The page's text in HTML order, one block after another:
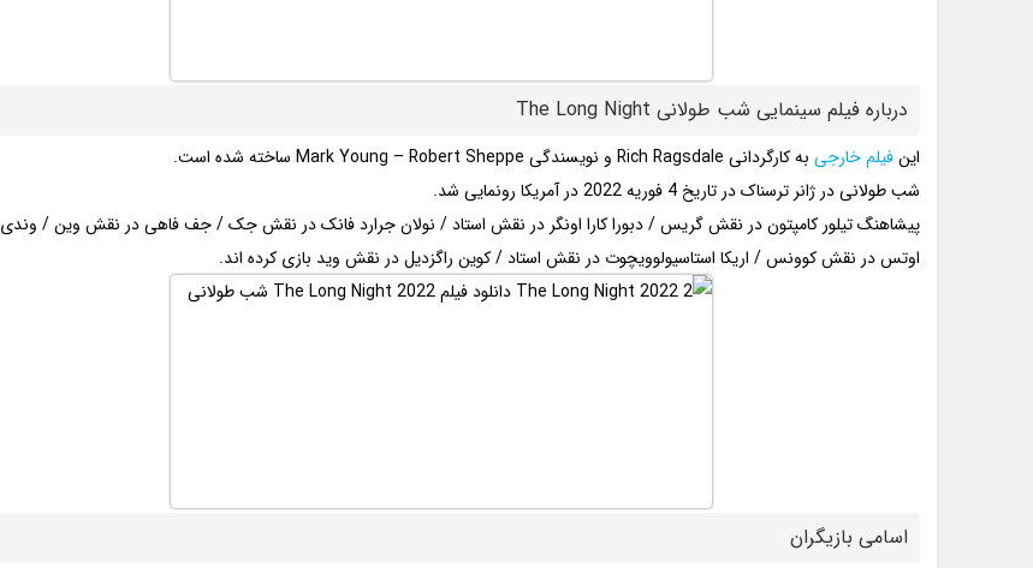
درباره فیلم سینمایی شب طولانی The Long Night
اینفیلم خارجی به کارگردانی Rich Ragsdale و نویسندگی Mark Young – Robert Sheppe ساخته شده است.
شب طولانی در ژانر ترسناک در تاریخ 4 فوریه 2022 در آمریکا رونمایی شد.
پیشاهنگ تیلور کامپتون در نقش گریس / دبورا کارا اونگر در نقش استاد / نولان جرارد فانک در نقش جک / جف فاهی در نقش وین / وندی
اوتس در نقش کوونس / اریکا استاسیولوویچوت در نقش استاد / کوین راگزدیل در نقش وید بازی کرده اند.
اسامی بازیگران